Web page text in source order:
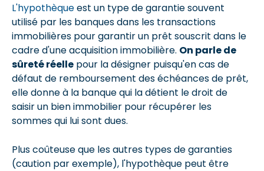
L'hypothèqueest un type de garantie souvent
utilisé par les banques dans les transactions
immobilières pour garantir un prêt souscrit dans le
cadre d'une acquisition immobilière. On parle de
sûreté réelle pour la désigner puisqu'en cas de
défaut de remboursement des échéances de prêt,
elle donne à la banque qui la détient le droit de
saisir un bien immobilier pour récupérer les
sommes qui lui sont dues.
Plus coûteuse que les autres types de garanties
(caution par exemple), l'hypothèque peut être